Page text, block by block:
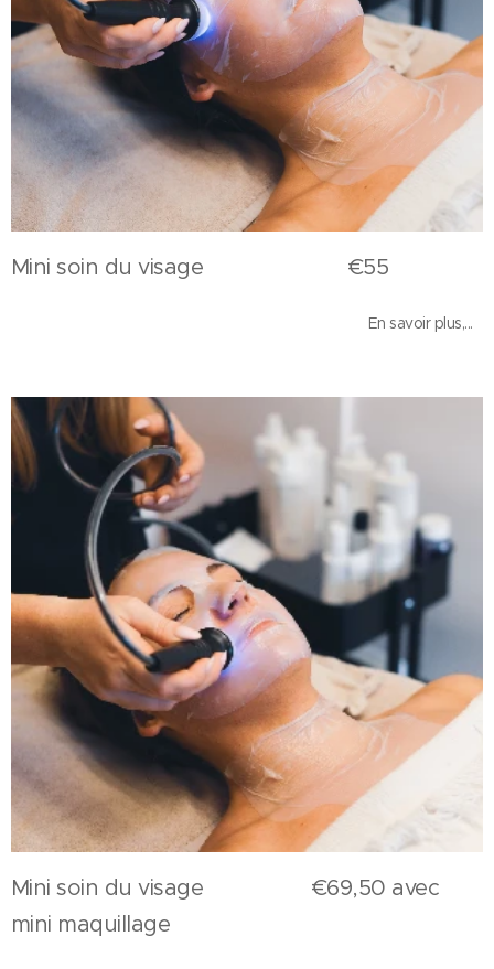
Mini soin du visage €55
En savoir plus,...
Mini soin du visage €69,50 avec
mini maquillage